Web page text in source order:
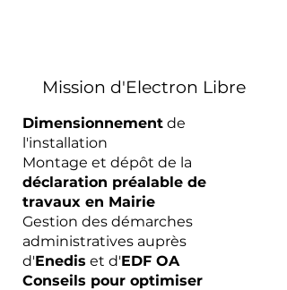
Mission d'Electron Libre
Dimensionnement de
l'installation
Montage et dépôt de la
déclaration préalable de
travaux en Mairie
Gestion des démarches
administratives auprès
d'Enedis et d'EDF OA
Conseils pour optimiser